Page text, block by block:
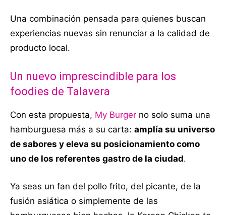
Una combinación pensada para quienes buscan
experiencias nuevas sin renunciar a la calidad de
producto local.
Un nuevo imprescindible para los
foodies de Talavera
Con esta propuesta, My Burger no solo suma una
hamburguesa más a su carta: amplía su universo
de sabores y eleva su posicionamiento como
uno de los referentes gastro de la ciudad.
Ya seas un fan del pollo frito, del picante, de la
fusión asiática o simplemente de las